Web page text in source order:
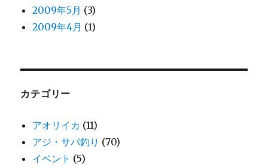
2009年5月 (3)
2009年4月 (1)
カテゴリー
アオリイカ (11)
アジ・サバ釣り (70)
イベント (5)